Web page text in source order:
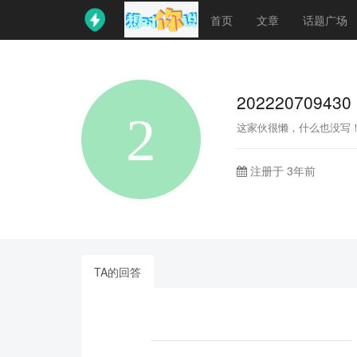
首页 文章 话题广场
202220709430
这家伙很懒，什么也没写！
注册于 3年前
TA的回答